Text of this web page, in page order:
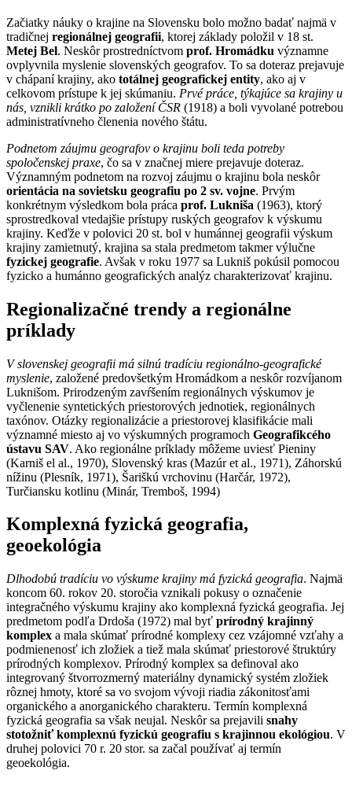
Začiatky náuky o krajine na Slovensku bolo možno badať najmä v
tradičnej regionálnej geografii, ktorej základy položil v 18 st.
Metej Bel. Neskôr prostredníctvom prof. Hromádku významne
ovplyvnila myslenie slovenských geografov. To sa doteraz prejavuje
v chápaní krajiny, ako totálnej geografickej entity, ako aj v
celkovom prístupe k jej skúmaniu. Prvé práce, týkajúce sa krajiny u
nás, vznikli krátko po založení ČSR (1918) a boli vyvolané potrebou
administratívneho členenia nového štátu.
Podnetom záujmu geografov o krajinu boli teda potreby
spoločenskej praxe, čo sa v značnej miere prejavuje doteraz.
Významným podnetom na rozvoj záujmu o krajinu bola neskôr
orientácia na sovietsku geografiu po 2 sv. vojne. Prvým
konkrétnym výsledkom bola práca prof. Lukniša (1963), ktorý
sprostredkoval vtedajšie prístupy ruských geografov k výskumu
krajiny. Keďže v polovici 20 st. bol v humánnej geografii výskum
krajiny zamietnutý, krajina sa stala predmetom takmer výlučne
fyzickej geografie. Avšak v roku 1977 sa Lukniš pokúsil pomocou
fyzicko a humánno geografických analýz charakterizovať krajinu.
Regionalizačné trendy a regionálne
príklady
V slovenskej geografii má silnú tradíciu regionálno-geografické
myslenie, založené predovšetkým Hromádkom a neskôr rozvíjanom
Luknišom. Prirodzeným zavŕšením regionálnych výskumov je
vyčlenenie syntetických priestorových jednotiek, regionálnych
taxónov. Otázky regionalizácie a priestorovej klasifikácie mali
významné miesto aj vo výskumných programoch Geografikcého
ústavu SAV. Ako regionálne príklady môžeme uviesť Pieniny
(Karniš el al., 1970), Slovenský kras (Mazúr et al., 1971), Záhorskú
nížinu (Plesník, 1971), Šariškú vrchovinu (Harčár, 1972),
Turčiansku kotlinu (Minár, Tremboš, 1994)
Komplexná fyzická geografia,
geoekológia
Dlhodobú tradíciu vo výskume krajiny má fyzická geografia. Najmä
koncom 60. rokov 20. storočia vznikali pokusy o označenie
integračného výskumu krajiny ako komplexná fyzická geografia. Jej
predmetom podľa Drdoša (1972) mal byť prírodný krajinný
komplex a mala skúmať prírodné komplexy cez vzájomné vzťahy a
podmienenosť ich zložiek a tiež mala skúmať priestorové štruktúry
prírodných komplexov. Prírodný komplex sa definoval ako
integrovaný štvorrozmerný materiálny dynamický systém zložiek
rôznej hmoty, ktoré sa vo svojom vývoji riadia zákonitosťami
organického a anorganického charakteru. Termín komplexná
fyzická geografia sa však neujal. Neskôr sa prejavili snahy
stotožniť komplexnú fyzickú geografiu s krajinnou ekológiou. V
druhej polovici 70 r. 20 stor. sa začal používať aj termín
geoekológia.